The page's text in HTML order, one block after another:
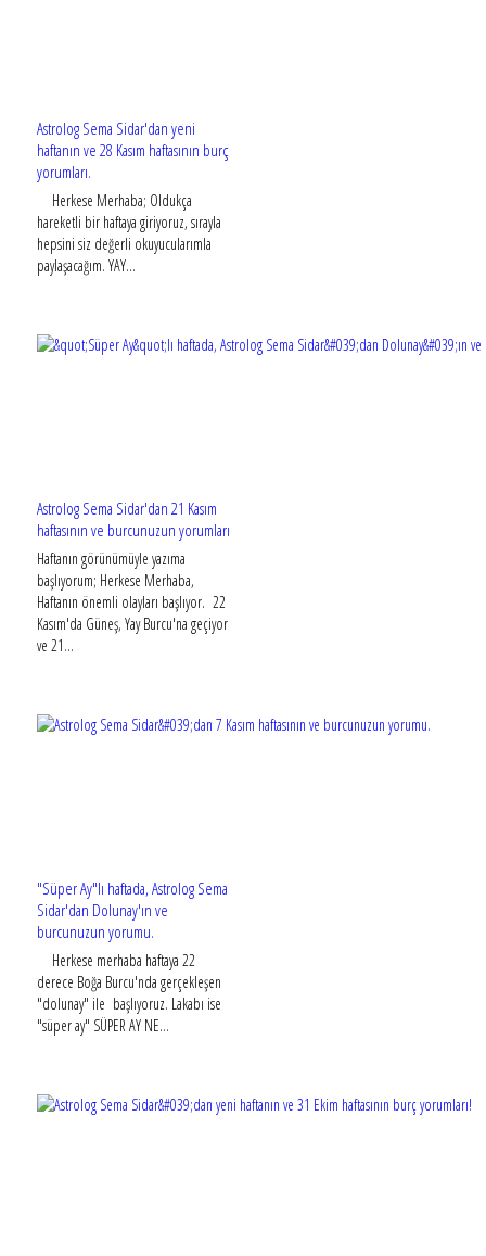
Astrolog Sema Sidar'dan yeni
haftanın ve 28 Kasım haftasının burç
yorumları.
Herkese Merhaba; Oldukça
hareketli bir haftaya giriyoruz, sırayla
hepsini siz değerli okuyucularımla
paylaşacağım. YAY...
Astrolog Sema Sidar'dan 21 Kasım
haftasının ve burcunuzun yorumları
Haftanın görünümüyle yazıma
başlıyorum; Herkese Merhaba,
Haftanın önemli olayları başlıyor. 22
Kasım'da Güneş, Yay Burcu'na geçiyor
ve 21...
"Süper Ay"lı haftada, Astrolog Sema
Sidar'dan Dolunay'ın ve
burcunuzun yorumu.
Herkese merhaba haftaya 22
derece Boğa Burcu'nda gerçekleşen
"dolunay" ile başlıyoruz. Lakabı ise
"süper ay" SÜPER AY NE...